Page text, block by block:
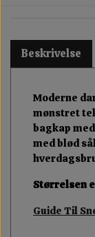
Beskrivelse
Moderne
mønstret
bagkap
med blød
Størrelsen
Guide Til